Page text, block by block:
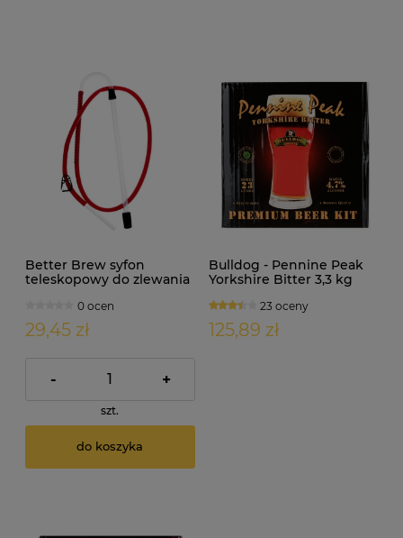
Better Brew syfon
teleskopowy do zlewania
0 ocen
29,45 zł
- +
szt.
do koszyka
Bulldog - Pennine Peak
Yorkshire Bitter 3,3 kg
23 oceny
125,89 zł